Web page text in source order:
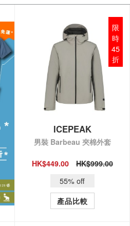
QUICK VIEW
ICEPEAK
男裝 Barbeau 夾棉外套
HK$449.00
HK$999.00
55% off
產品比較
限
時
45
折